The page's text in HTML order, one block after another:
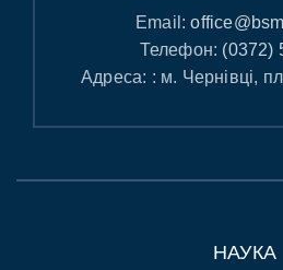
Email:
Телефон: (0372)
Адреса: : м. Чернівці,
НАУКА